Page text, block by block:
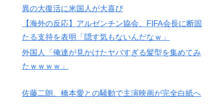
▶ 海外「日本はさすが過ぎるｗ」 日本は野生動物の喧嘩
さえ可愛くなってしまうと世界が騒然
▶
韓国人「韓国サッカー協会、外国人審判に“性接待”報
道・・・」→「2002年の審判買収が事実だったの
山・大阪城・桜が描かれ物議＝韓国の反応
異の大復活に米国人が大喜び
【海外の反応】アルゼンチン協会、FIFA会長に断固
たる支持を表明「隠す気もないんだなｗ」
外国人「俺達が見かけたヤバすぎる髪型を集めてみ
たｗｗｗｗ」
佐藤二朗、橋本愛との騒動で主演映画が完全白紙へ